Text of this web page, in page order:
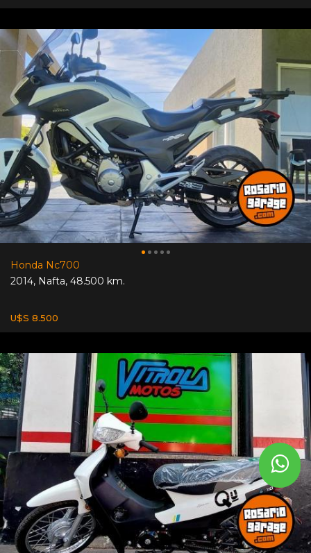
Honda Nc700
2014, Nafta, 48.500 km.
U$S 8.500